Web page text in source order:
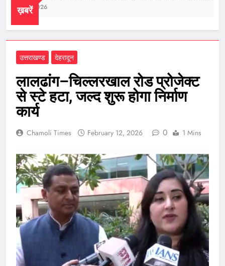
ख़बरें
8, 2026
उत्तराखण्ड देहरादून
लालढांग–चिल्लरखाल रोड प्रोजेक्ट
से स्टे हटा, जल्द शुरू होगा निर्माण
कार्य
Chamoli Times February 12, 2026 0 1 Mins